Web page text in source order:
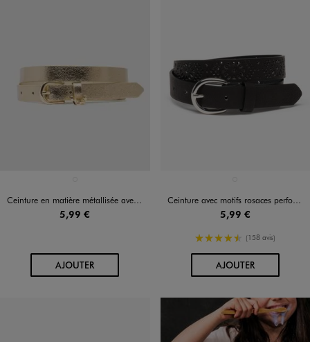
Ceinture en matière métallisée avec pampilles fille
5,99 €
AJOUTERAU PANIER
Ceinture avec motifs rosaces perforés fille
5,99 €
4.5/5 de moyenne
(158 avis)
AJOUTERAU PANIER